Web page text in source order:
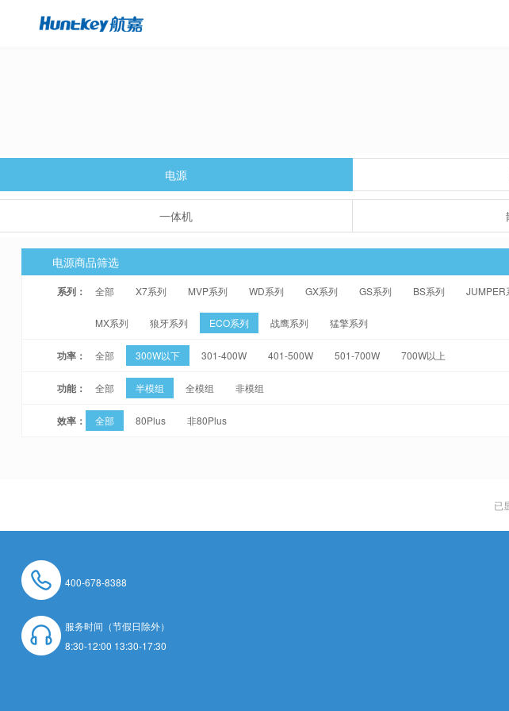
电源
一体机
电源商品筛选
系列： 全部 X7系列 MVP系列 WD系列 GX系列 GS系列 BS系列 JUMPER
MX系列 狼牙系列 ECO系列 战鹰系列 猛擎系列
功率： 全部 300W以下 301-400W 401-500W 501-700W 700W以上
功能： 全部 半模组 全模组 非模组
效率： 全部 80Plus 非80Plus
已
400-678-8388
服务时间（节假日除外）
8:30-12:00 13:30-17:30